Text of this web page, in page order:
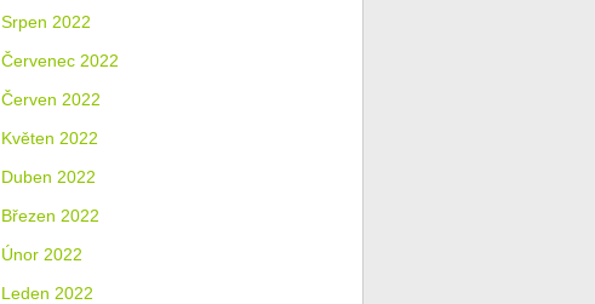
Srpen 2022
Červenec 2022
Červen 2022
Květen 2022
Duben 2022
Březen 2022
Únor 2022
Leden 2022